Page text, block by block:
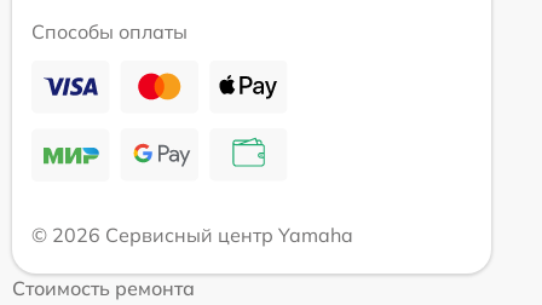
Способы оплаты
© 2026 Сервисный центр Yamaha
Стоимость ремонта